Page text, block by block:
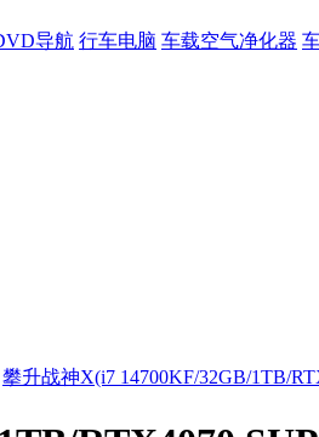
导航 行车电脑 车载空气净化器
攀升战神X(i7 14700KF/32GB/1TB/